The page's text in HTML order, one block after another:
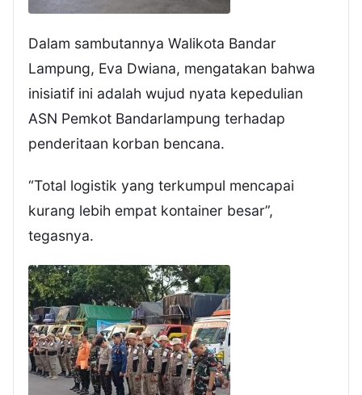
Dalam sambutannya Walikota Bandar
Lampung, Eva Dwiana, mengatakan bahwa
inisiatif ini adalah wujud nyata kepedulian
ASN Pemkot Bandarlampung terhadap
penderitaan korban bencana.
“Total logistik yang terkumpul mencapai
kurang lebih empat kontainer besar”,
tegasnya.